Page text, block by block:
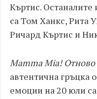
Къртис.
са Том Ханкс, Рита
Ричард Къртис и
MammaMia! Отново
автентична гръцка
емоции на 20 юли